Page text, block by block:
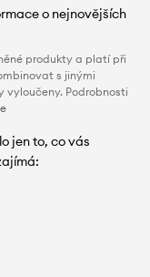
o nejnovějších
produkty a platí při
s jinými
vyloučeny. Podrobnosti
jen to, co vás